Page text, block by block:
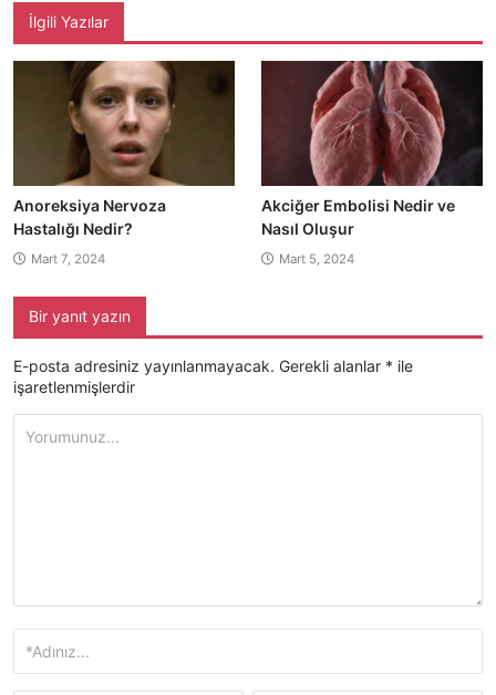
İlgili Yazılar
Anoreksiya Nervoza
Hastalığı Nedir?
Mart 7, 2024
Akciğer Embolisi Nedir ve
Nasıl Oluşur
Mart 5, 2024
Bir yanıt yazın
E-posta adresiniz yayınlanmayacak. Gerekli alanlar * ile
işaretlenmişlerdir